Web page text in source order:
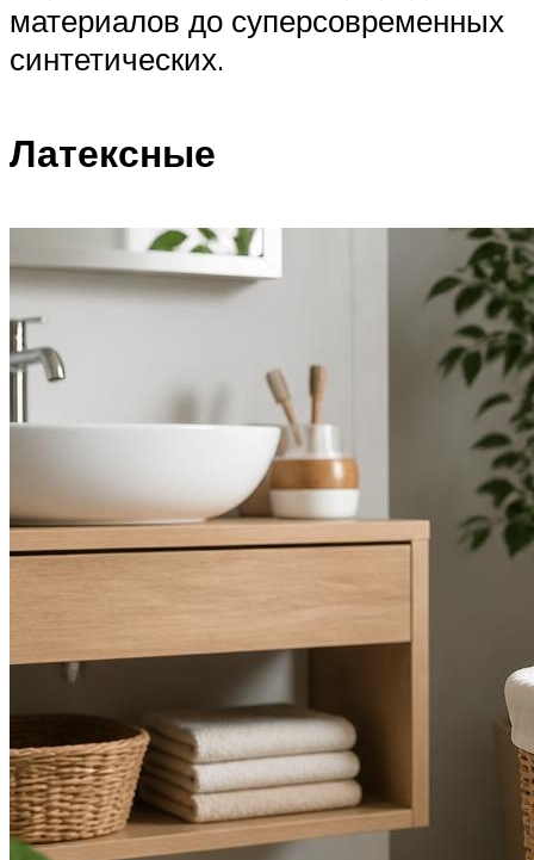
материалов до суперсовременных
синтетических.
Латексные